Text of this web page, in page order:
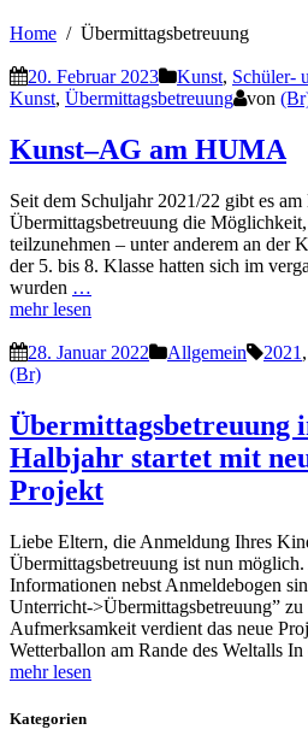
Home Übermittagsbetreuung
20. Februar 2023 Kunst, Schüler-
Kunst, Übermittagsbetreuung von
Kunst–AG am HUMA
Seit dem Schuljahr 2021/22 gibt es
Übermittagsbetreuung die
teilzunehmen – unter anderem an der
der 5. bis 8. Klasse hatten sich im
wurden …
mehr lesen
28. Januar 2022 Allgemein 2021 ,
(Br)
Übermittagsbetreuung
Halbjahr startet mit
Projekt
Liebe Eltern, die Anmeldung Ihres
Übermittagsbetreuung ist nun
Informationen nebst Anmeldebogen
Unterricht->Übermittagsbetreuung”
Aufmerksamkeit verdient das neue
Wetterballon am Rande des Weltalls In
mehr lesen
Kategorien